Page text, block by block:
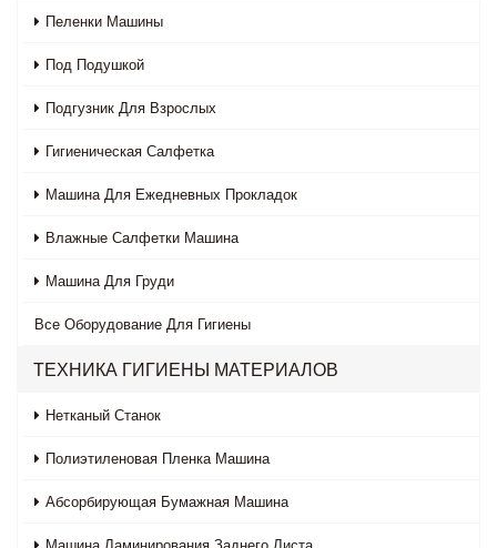
Пеленки Машины
Под Подушкой
Подгузник Для Взрослых
Гигиеническая Салфетка
Машина Для Ежедневных Прокладок
Влажные Салфетки Машина
Машина Для Груди
Все Оборудование Для Гигиены
ТЕХНИКА ГИГИЕНЫ МАТЕРИАЛОВ
Нетканый Станок
Полиэтиленовая Пленка Машина
Абсорбирующая Бумажная Машина
Машина Ламинирования Заднего Листа